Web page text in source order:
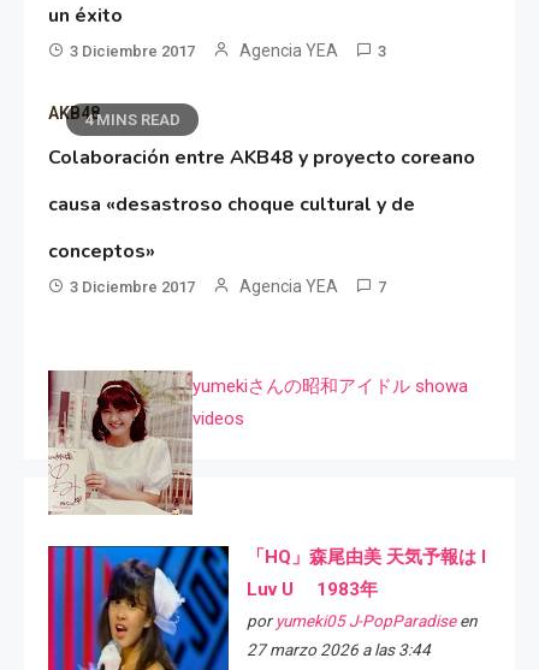
un éxito
3 Diciembre 2017 Agencia YEA 3
4 MINS READ
AKB48
Colaboración entre AKB48 y proyecto coreano
causa «desastroso choque cultural y de
conceptos»
3 Diciembre 2017 Agencia YEA 7
yumekiさんの昭和アイドル showa
videos
「HQ」森尾由美 天気予報は I
Luv U 1983年
por yumeki05 J-PopParadiseen
27 marzo 2026 a las 3:44